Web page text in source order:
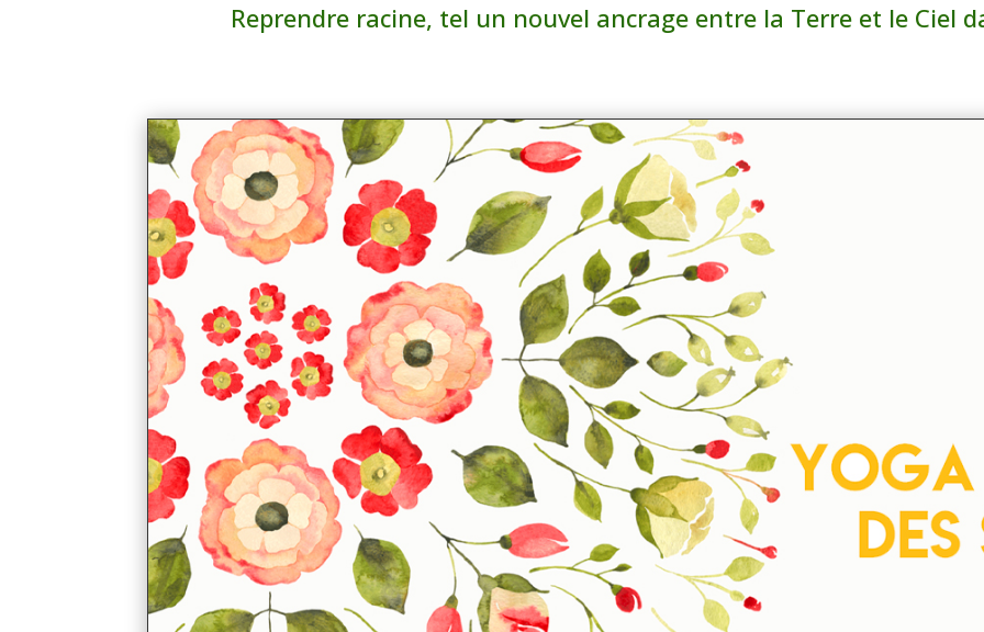
Reprendre racine, tel un nouvel ancrage entre la Terre et le Ciel